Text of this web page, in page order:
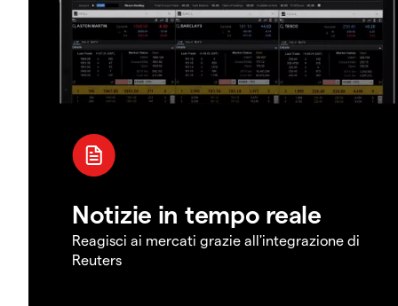
Notizie in tempo reale
Reagisci ai mercati grazie all'integrazione di
Reuters